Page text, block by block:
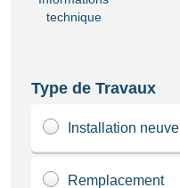
technique
Type de Travaux
Installation neuve
Remplacement